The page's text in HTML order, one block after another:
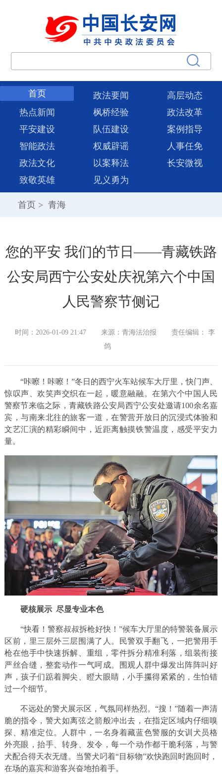
首页 政法要闻
高层动态
热点新闻
枫桥经验
政法改革
平安建设
队伍建设
案例指导
智能政法
权威辟谣
人事任免
政法文化
以案释法
长安微视
致敬英雄
见义勇为
首页 > 青海
您的平安 我们的节日——青藏铁路
公安局西宁公安处庆祝第六个中国
人民警察节侧记
时间：2026-01-09 21:47 来源：青海法治报
责任编辑： 李
鸽
“咔嚓！咔嚓！”冬日的西宁火车站候车大厅里，快门声、
惊叹声、欢笑声交织在一起，暖意融融。在第六个中国人民
警察节来临之际，青藏铁路公安局西宁公安处邀请100余名嘉
宾，与南来北往的旅客一道，在警营开放日的沉浸式体验和
文艺汇演的精彩瞬间中，近距离触摸铁警温度，感受平安力
量。
硬核展示 尽显专业本色
“快看！警察叔叔拆枪好快！”候车大厅里的特警装备展示
区前，里三层外三层围满了人。民警双手翻飞，一把警用手
枪在他手中快速拆解、重组，零件拆分精准利落，组装衔接
严丝合缝，整套动作一气呵成。围观人群中爆发出阵阵叫好
声，孩子们踮着脚尖、瞪大眼睛，小手攥得紧紧的，生怕错
过一个细节。
不远处的警犬展示区，气氛同样热烈。“搜！”随着一声清
脆的指令，警犬如离弦之箭般冲出去，在指定区域内仔细嗅
探、精准定位。人群中，一名身着藏蓝色警服的女训犬员格
外亮眼，抬手、转身、发令，每一个动作都干脆利落，与警
犬配合得天衣无缝。当警犬叼着“目标物”欢快跑回时跑回时，
在场的嘉宾和游客兴奋地拍着手。